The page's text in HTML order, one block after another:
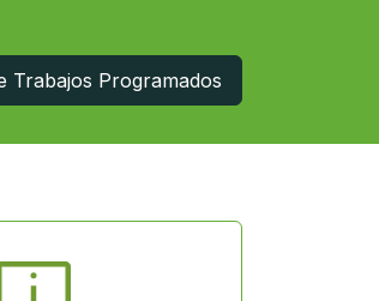
Trabajos Programados